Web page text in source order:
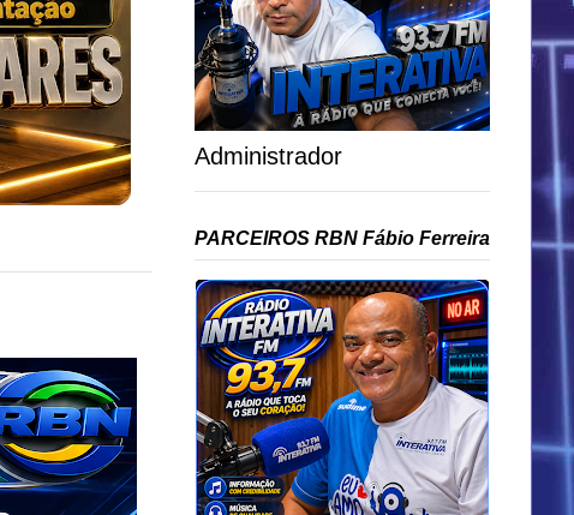
Administrador
PARCEIROS RBN Fábio Ferreira